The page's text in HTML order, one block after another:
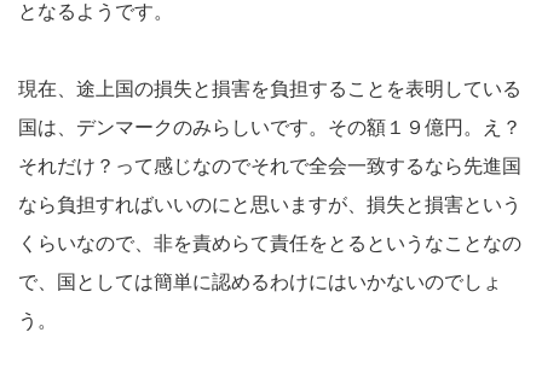
となるようです。
現在、途上国の損失と損害を負担することを表明している
国は、デンマークのみらしいです。その額１９億円。え？
それだけ？って感じなのでそれで全会一致するなら先進国
なら負担すればいいのにと思いますが、損失と損害という
くらいなので、非を責めらて責任をとるというなことなの
で、国としては簡単に認めるわけにはいかないのでしょ
う。